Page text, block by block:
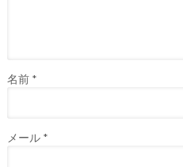
名前 *
メール *